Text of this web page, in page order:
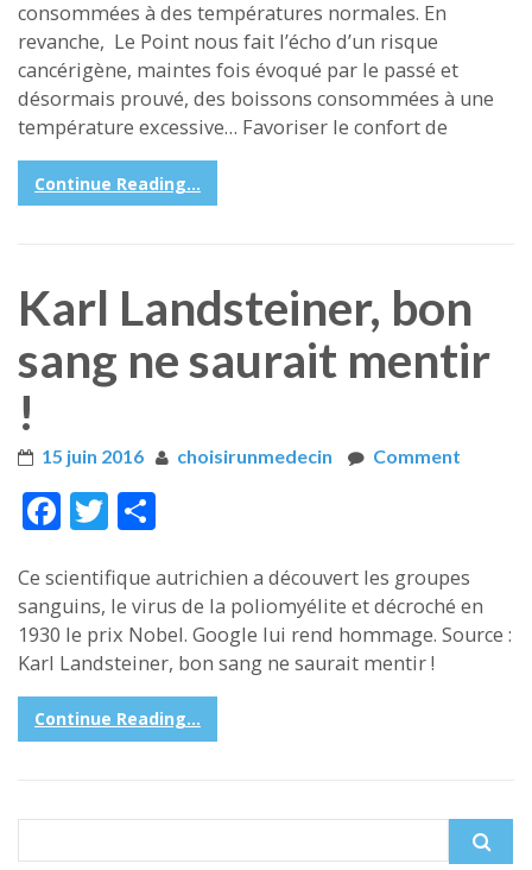
consommées à des températures normales. En
revanche, Le Point nous fait l’écho d’un risque
cancérigène, maintes fois évoqué par le passé et
désormais prouvé, des boissons consommées à une
température excessive… Favoriser le confort de
Continue Reading...
Karl Landsteiner, bon
sang ne saurait mentir
!
15 juin 2016 choisirunmedecin Comment
Face
k
Twitt
Ce scientifique autrichien a découvert les groupes
sanguins, le virus de la poliomyélite et décroché en
1930 le prix Nobel. Google lui rend hommage. Source :
Karl Landsteiner, bon sang ne saurait mentir !
Continue Reading...
for: